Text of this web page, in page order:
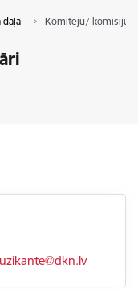
daļa Komiteju/ komisiju